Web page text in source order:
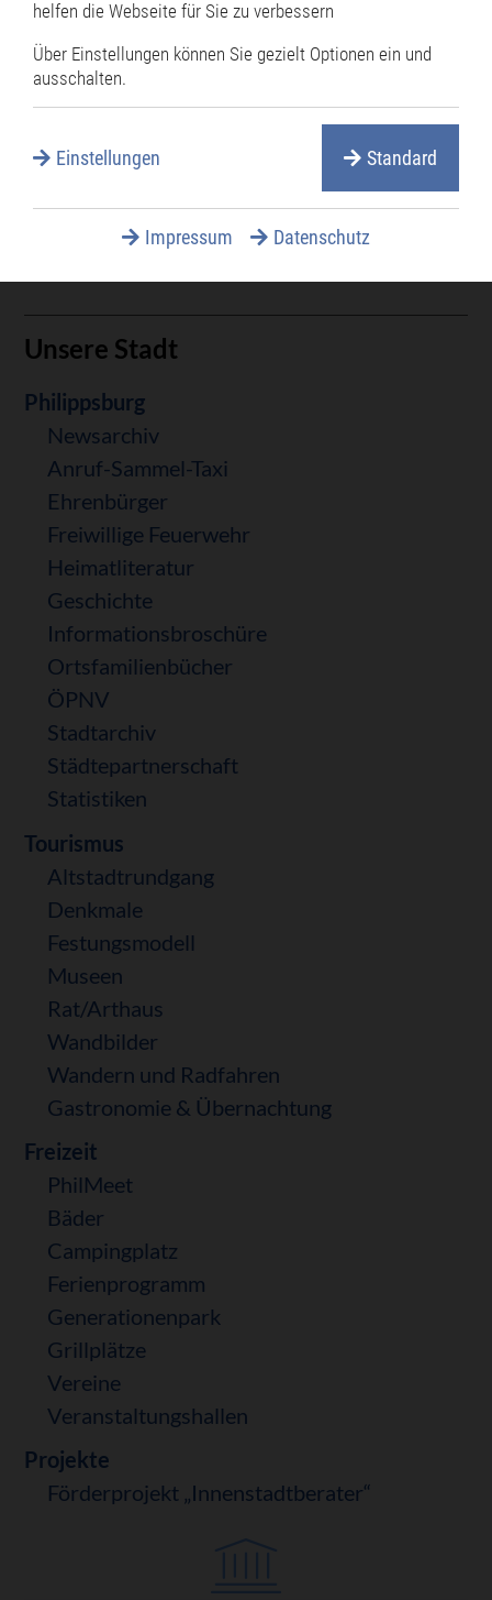
Unsere Stadt
Navigation
überspringen
Philippsburg
Newsarchiv
Anruf-Sammel-Taxi
Ehrenbürger
Freiwillige Feuerwehr
Heimatliteratur
Geschichte
Informationsbroschüre
Ortsfamilienbücher
ÖPNV
Stadtarchiv
Städtepartnerschaft
Statistiken
Tourismus
Altstadtrundgang
Denkmale
Festungsmodell
Museen
Rat/Arthaus
Wandbilder
Wandern und Radfahren
Gastronomie & Übernachtung
Freizeit
PhilMeet
Bäder
Campingplatz
Ferienprogramm
Generationenpark
Grillplätze
Vereine
Veranstaltungshallen
Projekte
Förderprojekt „Innenstadtberater“
nach Bruchsal...
Weiterlesen …
Rothenberger
neuer
Polizeichef
Seite 93 von 117
Zurück 90 91 92 93 94
helfen die Webseite für Sie zu verbessern
Über Einstellungen können Sie gezielt Optionen ein und
ausschalten.
Einstellungen Standard
Impressum Datenschutz